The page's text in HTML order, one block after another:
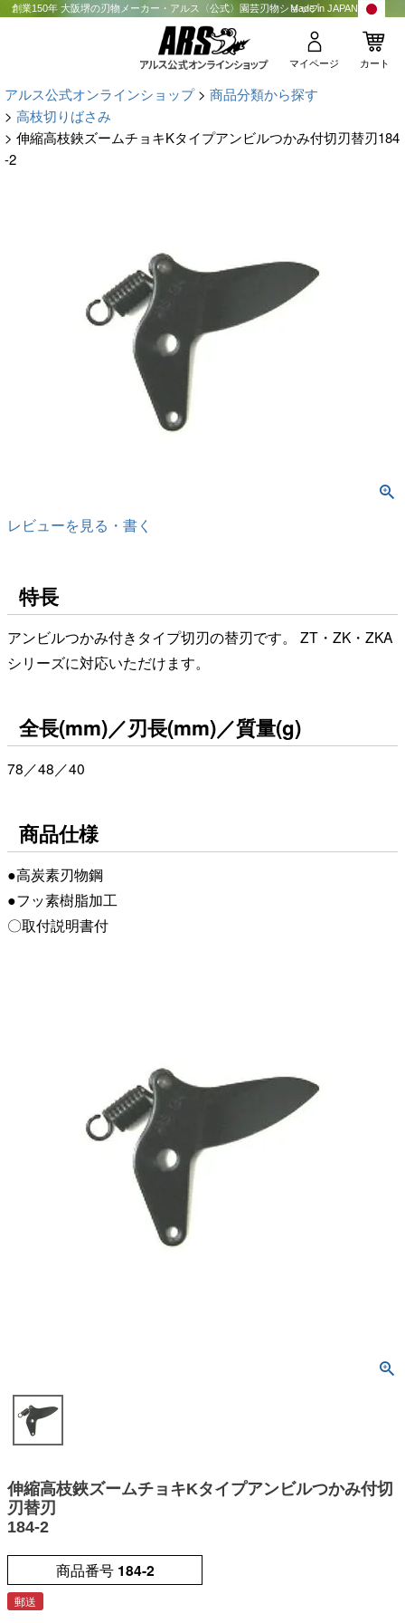
創業150年 大阪堺の刃物メーカー・アルス〈公式〉園芸刃物ショップMade in JAPAN
マイページ カート
アルス公式オンラインショップ
商品分類から探す
高枝切りばさみ
伸縮高枝鋏ズームチョキKタイプアンビルつかみ付切刃替刃184
-2
レビューを見る・書く
特長
アンビルつかみ付きタイプ切刃の替刃です。 ZT・ZK・ZKA
シリーズに対応いただけます。
全長(mm)／刃長(mm)／質量(g)
78／48／40
商品仕様
●高炭素刃物鋼
●フッ素樹脂加工
〇取付説明書付
伸縮高枝鋏ズームチョキKタイプアンビルつかみ付切
刃替刃
184-2
商品番号 184-2
郵送